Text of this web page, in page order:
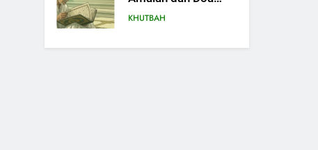
Orang Tua agar
Pesantren Sukses
KHUTBAH
6